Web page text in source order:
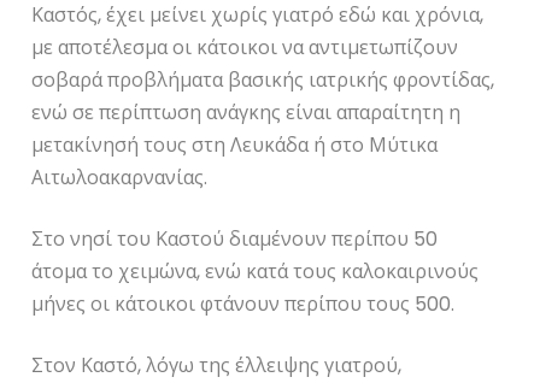
Καστός, έχει μείνει χωρίς γιατρό εδώ και χρόνια,
με αποτέλεσμα οι κάτοικοι να αντιμετωπίζουν
σοβαρά προβλήματα βασικής ιατρικής φροντίδας,
ενώ σε περίπτωση ανάγκης είναι απαραίτητη η
μετακίνησή τους στη Λευκάδα ή στο Μύτικα
Αιτωλοακαρνανίας.
Στο νησί του Καστού διαμένουν περίπου 50
άτομα το χειμώνα, ενώ κατά τους καλοκαιρινούς
μήνες οι κάτοικοι φτάνουν περίπου τους 500.
Στον Καστό, λόγω της έλλειψης γιατρού,